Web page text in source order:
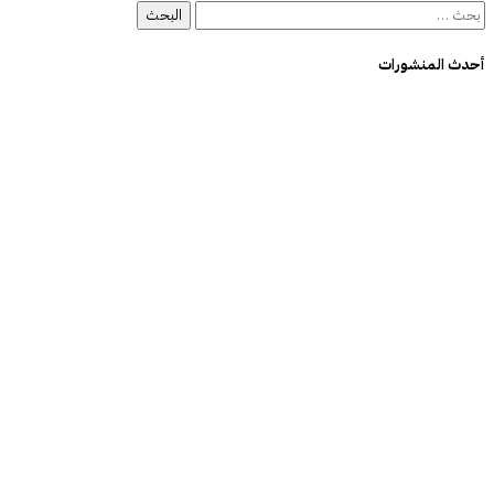
أحدث المنشورات